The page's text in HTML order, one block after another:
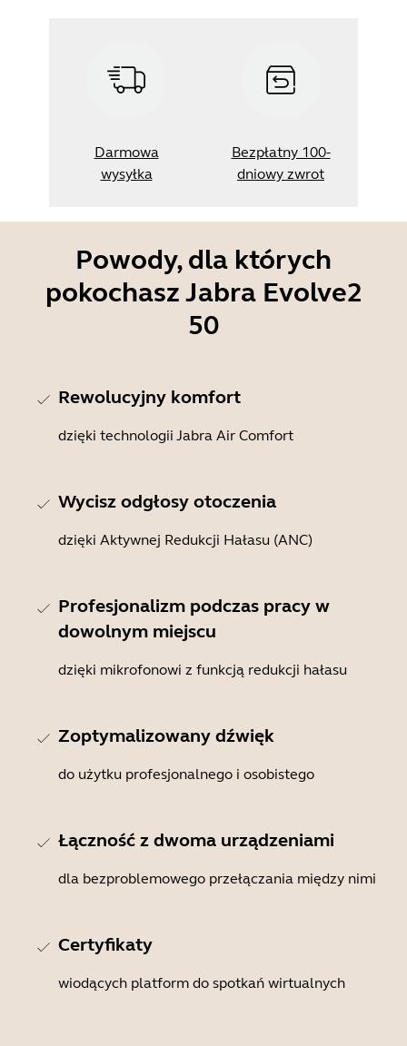
Darmowa
wysyłka
Bezpłatny 100-
dniowy zwrot
Powody, dla których
pokochasz Jabra Evolve2
50
Rewolucyjny komfort
dzięki technologii Jabra Air Comfort
Wycisz odgłosy otoczenia
dzięki Aktywnej Redukcji Hałasu (ANC)
Profesjonalizm podczas pracy w
dowolnym miejscu
dzięki mikrofonowi z funkcją redukcji hałasu
Zoptymalizowany dźwięk
do użytku profesjonalnego i osobistego
Łączność z dwoma urządzeniami
dla bezproblemowego przełączania między nimi
Certyfikaty
wiodących platform do spotkań wirtualnych